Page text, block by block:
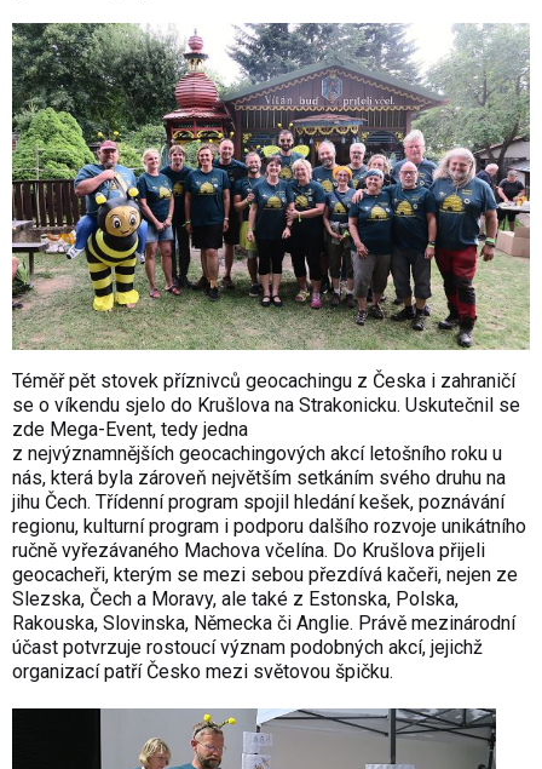
Téměř pět stovek příznivců geocachingu z Česka i zahraničí
se o víkendu sjelo do Krušlova na Strakonicku. Uskutečnil se
zde Mega-Event, tedy jedna
z nejvýznamnějších geocachingových akcí letošního roku u
nás, která byla zároveň největším setkáním svého druhu na
jihu Čech. Třídenní program spojil hledání kešek, poznávání
regionu, kulturní program i podporu dalšího rozvoje unikátního
ručně vyřezávaného Machova včelína. Do Krušlova přijeli
geocacheři, kterým se mezi sebou přezdívá kačeři, nejen ze
Slezska, Čech a Moravy, ale také z Estonska, Polska,
Rakouska, Slovinska, Německa či Anglie. Právě mezinárodní
účast potvrzuje rostoucí význam podobných akcí, jejichž
organizací patří Česko mezi světovou špičku.